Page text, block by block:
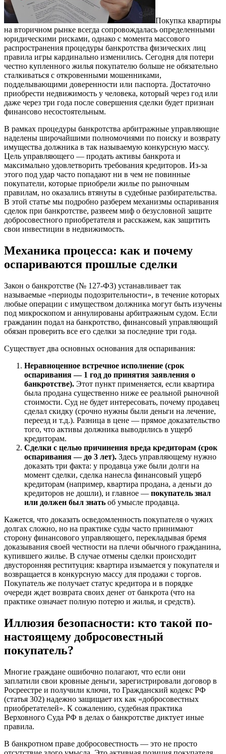
Покупка квартиры
на вторичном рынке всегда сопровождалась определенными
юридическими рисками, однако с момента массового
распространения процедуры банкротства физических лиц
правила игры кардинально изменились. Сегодня для потери
честно купленного жилья покупателю больше не обязательно
сталкиваться с откровенными мошенниками,
подделывающими доверенности или паспорта. Достаточно
приобрести недвижимость у человека, который через год или
даже через три года после совершения сделки будет признан
финансово несостоятельным.
В рамках процедуры банкротства арбитражные управляющие
наделены широчайшими полномочиями по поиску и возврату
имущества должника в так называемую конкурсную массу.
Цель управляющего — продать активы банкрота и
максимально удовлетворить требования кредиторов. Из-за
этого под удар часто попадают ни в чем не повинные
покупатели, которые приобрели жилье по рыночным
правилам, но оказались втянуты в судебные разбирательства.
В этой статье мы подробно разберем механизмы оспаривания
сделок при банкротстве, развеем миф о безусловной защите
добросовестного приобретателя и расскажем, как защитить
свои инвестиции в недвижимость.
Механика процесса: как и почему
оспариваются прошлые сделки
Закон о банкротстве (№ 127-ФЗ) устанавливает так
называемые «периоды подозрительности», в течение которых
любые операции с имуществом должника могут быть изучены
под микроскопом и аннулированы арбитражным судом. Если
гражданин подал на банкротство, финансовый управляющий
обязан проверить все его сделки за последние три года.
Существует два основных основания для оспаривания:
Неравноценное встречное исполнение (срок
оспаривания — 1 год до принятия заявления о
банкротстве). Этот пункт применяется, если квартира
была продана существенно ниже ее реальной рыночной
стоимости. Суд не будет интересовать, почему продавец
сделал скидку (срочно нужны были деньги на лечение,
переезд и т.д.). Разница в цене — прямое доказательство
того, что активы должника выводились в ущерб
кредиторам.
Сделки с целью причинения вреда кредиторам (срок
оспаривания — до 3 лет). Здесь управляющему нужно
доказать три факта: у продавца уже были долги на
момент сделки, сделка нанесла финансовый ущерб
кредиторам (например, квартира продана, а деньги до
кредиторов не дошли), и главное — покупатель знал
или должен был знать об умысле продавца.
Кажется, что доказать осведомленность покупателя о чужих
долгах сложно, но на практике суды часто принимают
сторону финансового управляющего, перекладывая бремя
доказывания своей честности на плечи обычного гражданина,
купившего жилье. В случае отмены сделки происходит
двусторонняя реституция: квартира изымается у покупателя и
возвращается в конкурсную массу для продажи с торгов.
Покупатель же получает статус кредитора и в порядке
очереди ждет возврата своих денег от банкрота (что на
практике означает полную потерю и жилья, и средств).
Иллюзия безопасности: кто такой по-
настоящему добросовестный
покупатель?
Многие граждане ошибочно полагают, что если они
заплатили свои кровные деньги, зарегистрировали договор в
Росреестре и получили ключи, то Гражданский кодекс РФ
(статья 302) надежно защищает их как «добросовестных
приобретателей». К сожалению, судебная практика
Верховного Суда РФ в делах о банкротстве диктует иные
правила.
В банкротном праве добросовестность — это не просто